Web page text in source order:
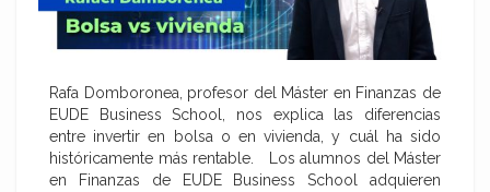
Rafa Domboronea, profesor del Máster en Finanzas de
EUDE Business School, nos explica las diferencias
entre invertir en bolsa o en vivienda, y cuál ha sido
históricamente más rentable. Los alumnos del Máster
en Finanzas de EUDE Business School adquieren